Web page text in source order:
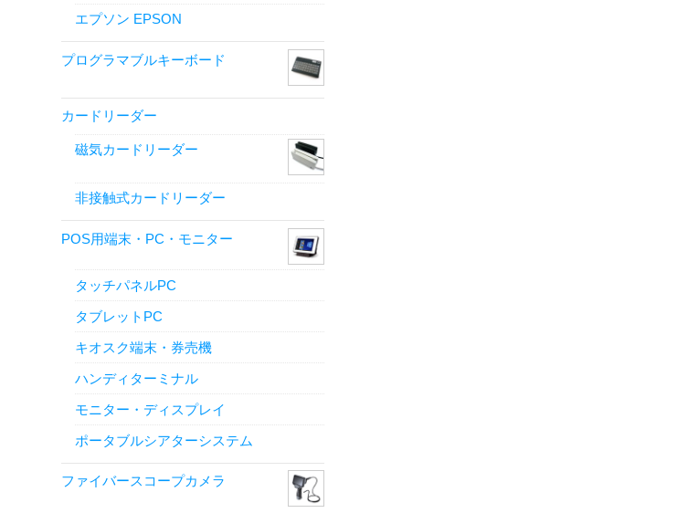
エプソン EPSON
プログラマブルキーボード
カードリーダー
磁気カードリーダー
非接触式カードリーダー
POS用端末・PC・モニター
タッチパネルPC
タブレットPC
キオスク端末・券売機
ハンディターミナル
モニター・ディスプレイ
ポータブルシアターシステム
ファイバースコープカメラ